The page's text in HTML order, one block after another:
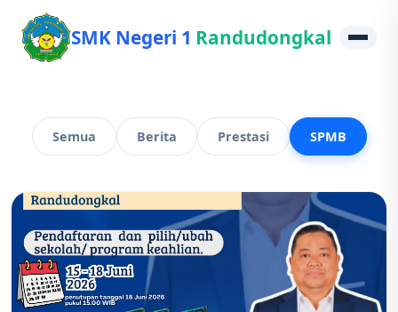
SMK Negeri 1 Randudongkal
Semua Berita Prestasi SPMB